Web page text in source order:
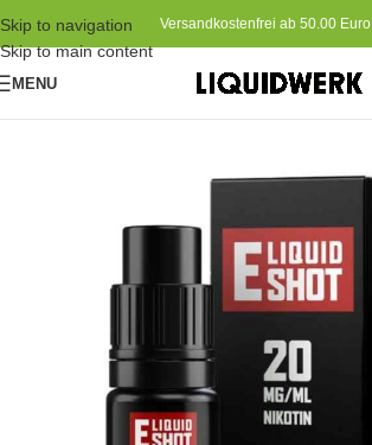
Skip to navigation
Skip to main content
Versandkostenfrei ab 50.00 Euro
MENU